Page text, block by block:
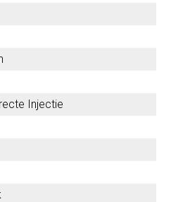
Injectie